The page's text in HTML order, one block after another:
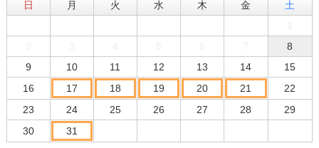
日
月 火 水 木 金
土
8
9
10 11 12 13 14
15
16
17 18 19 20 21
22
23
24 25 26 27 28
29
30
31